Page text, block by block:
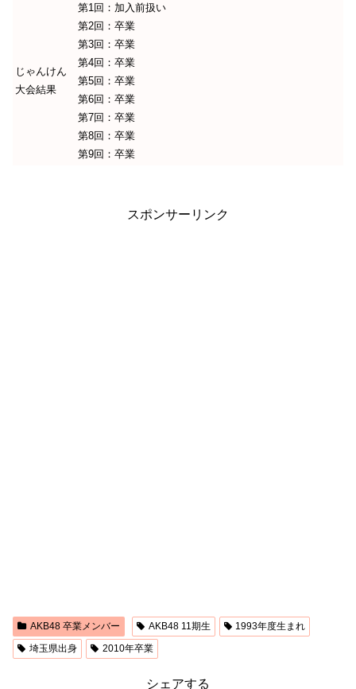
じゃんけん
大会結果
第1回：加入前扱い
第2回：卒業
第3回：卒業
第4回：卒業
第5回：卒業
第6回：卒業
第7回：卒業
第8回：卒業
第9回：卒業
スポンサーリンク
AKB48 卒業メンバー AKB48 11期生
1993年度生まれ
埼玉県出身
2010年卒業
シェアする